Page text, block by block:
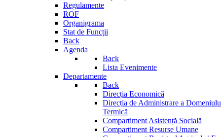
Regulamente
ROF
Organigrama
Stat de Funcții
Back
Agenda
Back
Lista Evenimente
Departamente
Back
Direcția Economică
Direcția de Administrare a
Termică
Compartiment Asistență Socială
Compartiment Resurse Umane